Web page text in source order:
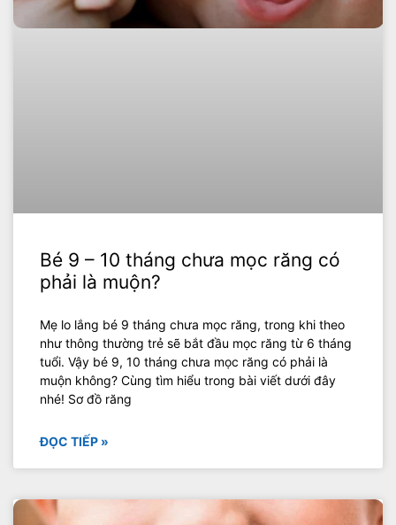
Bé 9 – 10 tháng chưa mọc răng có
phải là muộn?
Mẹ lo lắng bé 9 tháng chưa mọc răng, trong khi theo
như thông thường trẻ sẽ bắt đầu mọc răng từ 6 tháng
tuổi. Vậy bé 9, 10 tháng chưa mọc răng có phải là
muộn không? Cùng tìm hiểu trong bài viết dưới đây
nhé! Sơ đồ răng
ĐỌC TIẾP »